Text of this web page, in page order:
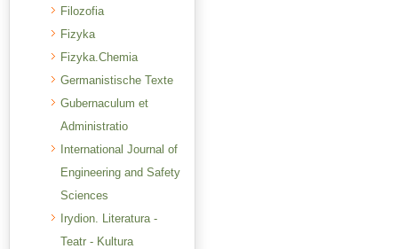
Filozofia
Fizyka
Fizyka.Chemia
Germanistische Texte
Gubernaculum et
Administratio
International Journal of
Engineering and Safety
Sciences
Irydion. Literatura -
Teatr - Kultura